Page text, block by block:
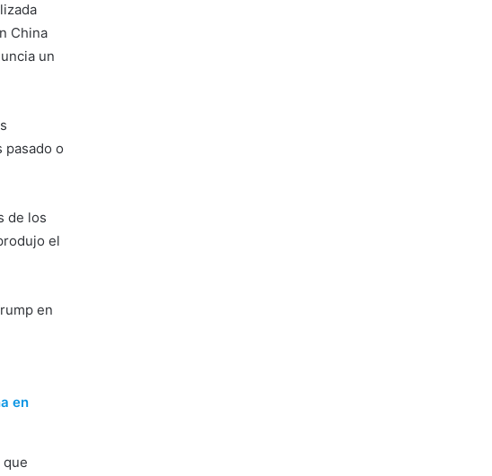
China
un
o
de los
el
en
en
que